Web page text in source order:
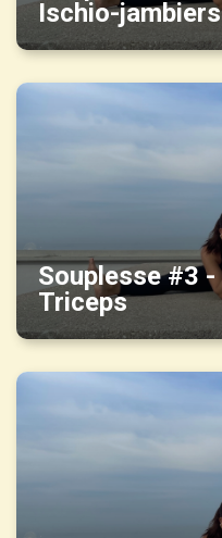
Ischio-jambiers
Souplesse #3 -
Triceps